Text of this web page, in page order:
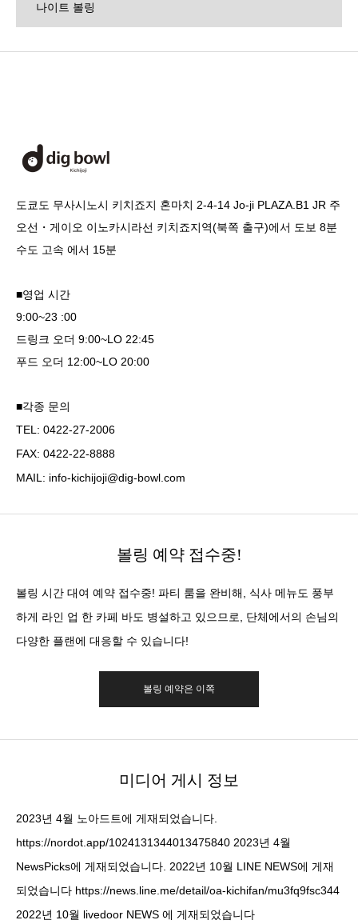
나이트 볼링
도쿄도 무사시노시 키치죠지 혼마치 2-4-14 Jo-ji PLAZA.B1 JR 주
오선・게이오 이노카시라선 키치죠지역(북쪽 출구)에서 도보 8분
수도 고속 에서 15분
■영업 시간
9:00~23 :00
드링크 오더 9:00~LO 22:45
푸드 오더 12:00~LO 20:00
■각종 문의
TEL: 0422-27-2006
FAX: 0422-22-8888
MAIL: info-kichijoji@dig-bowl.com
볼링 예약 접수중!
볼링 시간 대여 예약 접수중! 파티 룸을 완비해, 식사 메뉴도 풍부
하게 라인 업 한 카페 바도 병설하고 있으므로, 단체에서의 손님의
다양한 플랜에 대응할 수 있습니다!
볼링 예약은 이쪽
미디어 게시 정보
2023년 4월 노아드트에 게재되었습니다.
https://nordot.app/1024131344013475840 2023년 4월
NewsPicks에 게재되었습니다. 2022년 10월 LINE NEWS에 게재
되었습니다 https://news.line.me/detail/oa-kichifan/mu3fq9fsc344
2022년 10월 livedoor NEWS 에 게재되었습니다